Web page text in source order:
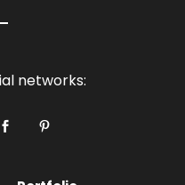
networks: